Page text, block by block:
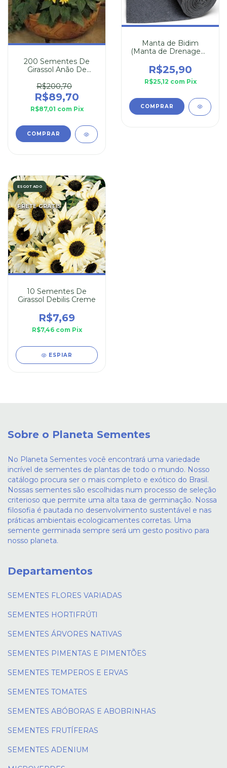
200 Sementes De
Girassol Anão De
R$200,70
R$89,70
R$87,01 com Pix
Manta de Bidim
(Manta de Drenagem)
R$25,90
R$25,12 com Pix
ESGOTADO
FRETE GRÁTIS
10 Sementes De
Girassol Debilis Creme
R$7,69
R$7,46 com Pix
ESPIAR
Sobre o Planeta Sementes
No Planeta Sementes você encontrará uma variedade
incrível de sementes de plantas de todo o mundo. Nosso
catálogo procura ser o mais completo e exótico do Brasil.
Nossas sementes são escolhidas num processo de seleção
criterioso que permite uma alta taxa de germinação. Nossa
filosofia é pautada no desenvolvimento sustentável e nas
práticas ambientais ecologicamentes corretas. Uma
semente germinada sempre será um gesto positivo para
nosso planeta.
Departamentos
SEMENTES FLORES VARIADAS
SEMENTES HORTIFRÚTI
SEMENTES ÁRVORES NATIVAS
SEMENTES PIMENTAS E PIMENTÕES
SEMENTES TEMPEROS E ERVAS
SEMENTES TOMATES
SEMENTES ABÓBORAS E ABOBRINHAS
SEMENTES FRUTÍFERAS
SEMENTES ADENIUM